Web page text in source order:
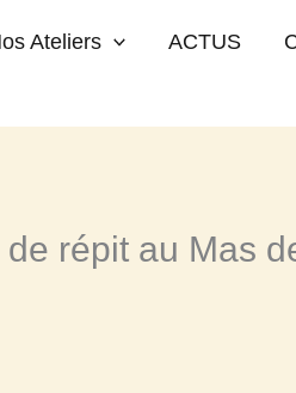
Ateliers ACTUS
répit au Mas